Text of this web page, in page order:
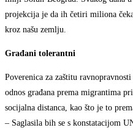
projekcija je da ih četiri miliona
kroz našu zemlju.
Građani tolerantni
Poverenica za zaštitu
odnos građana prema migrantima
socijalna distanca, kao što je to
– Saglasila bih se s konstatacijom